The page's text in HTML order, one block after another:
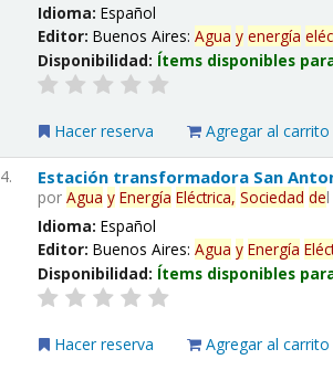
Idioma:Español
Editor:Buenos Aires:Agua y energía
Disponibilidad: Ítems disponibles
Hacer reserva Agregar al carrito
4. Estación transformadora San
porAgua y Energía Eléctrica, Sociedad de
Idioma:Español
Editor:Buenos Aires:Agua y Energía
Disponibilidad: Ítems disponibles
Hacer reserva Agregar al carrito